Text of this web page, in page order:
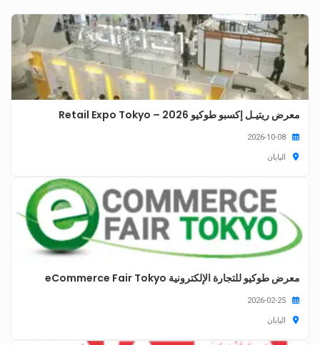
معرض ريتيـل إكسبو طوكيو 2026 – Retail Expo Tokyo
اليابان
معرض طوكيو للتجارة الإلكترونية eCommerce Fair Tokyo
اليابان